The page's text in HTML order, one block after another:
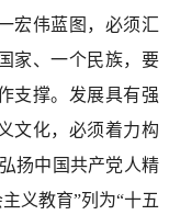
宏伟蓝图，必须汇
家、一个民族，要
支撑。发展具有强
文化，必须着力构
扬中国共产党人精
义教育”列为“十五